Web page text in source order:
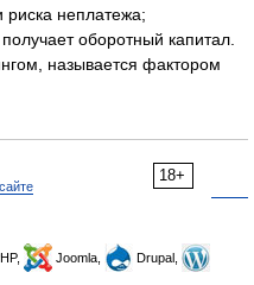
риска неплатежа;
оборотный капитал.
называется фактором
18+
Joomla,
Drupal,